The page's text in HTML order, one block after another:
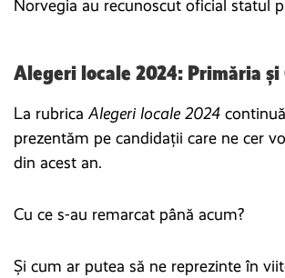
Norvegia au recunoscut oficial statul
Alegeri locale 2024: Primăria și
La rubrica Alegeri locale 2024
prezentăm pe candidații care ne cer
din acest an.
Cu ce s-au remarcat până acum?
Și cum ar putea să ne reprezinte în